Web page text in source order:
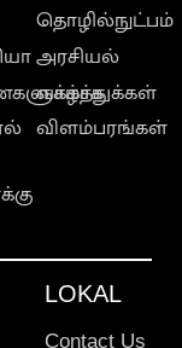
தொழில்நுட்பம்
அரசியல்
வாழ்த்துக்கள்
விளம்பரங்கள்
LOKAL
Contact Us